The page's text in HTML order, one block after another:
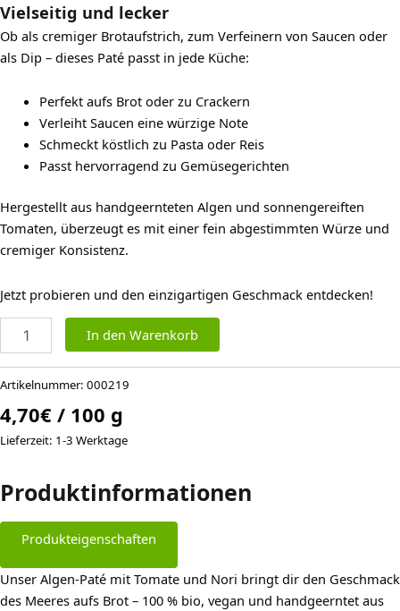
Vielseitig und lecker
Ob als cremiger Brotaufstrich, zum Verfeinern von Saucen oder
als Dip – dieses Paté passt in jede Küche:
Perfekt aufs Brot oder zu Crackern
Verleiht Saucen eine würzige Note
Schmeckt köstlich zu Pasta oder Reis
Passt hervorragend zu Gemüsegerichten
Hergestellt aus handgeernteten Algen und sonnengereiften
Tomaten, überzeugt es mit einer fein abgestimmten Würze und
cremiger Konsistenz.
Jetzt probieren und den einzigartigen Geschmack entdecken!
Nori
(bio,
vegan)
In den Warenkorb
Artikelnummer: 000219
4,70€ / 100 g
Lieferzeit: 1-3 Werktage
Produktinformationen
Produkteigenschaften
Unser Algen-Paté mit Tomate und Nori bringt dir den Geschmack
des Meeres aufs Brot – 100 % bio, vegan und handgeerntet aus